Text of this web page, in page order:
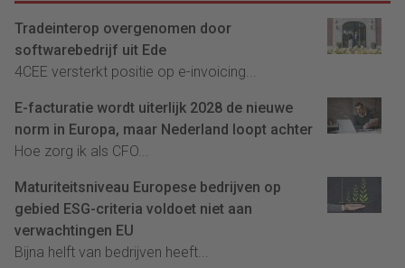
Tradeinterop overgenomen door
softwarebedrijf uit Ede
4CEE versterkt positie op e-invoicing...
E-facturatie wordt uiterlijk 2028 de nieuwe
norm in Europa, maar Nederland loopt achter
Hoe zorg ik als CFO...
Maturiteitsniveau Europese bedrijven op
gebied ESG-criteria voldoet niet aan
verwachtingen EU
Bijna helft van bedrijven heeft...